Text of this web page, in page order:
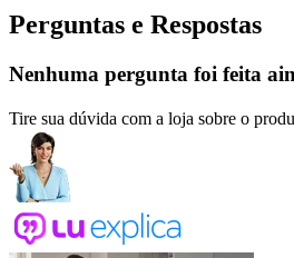
Perguntas e Respostas
Nenhuma pergunta foi feita
Tire sua dúvida com a loja sobre o